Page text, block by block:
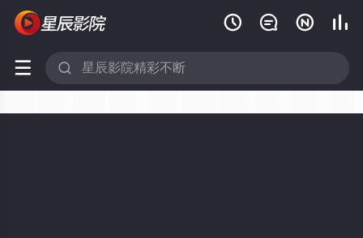
   
 